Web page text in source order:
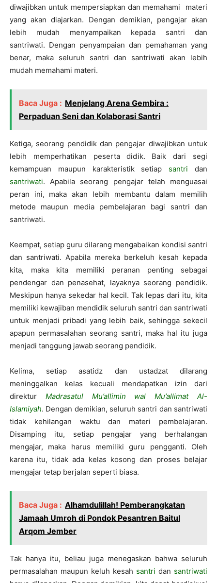
diwajibkan untuk mempersiapkan dan memahami materi
yang akan diajarkan. Dengan demikian, pengajar akan
lebih mudah menyampaikan kepada santri dan
santriwati. Dengan penyampaian dan pemahaman yang
benar, maka seluruh santri dan santriwati akan lebih
mudah memahami materi.
Baca Juga : Menjelang Arena Gembira :
Perpaduan Seni dan Kolaborasi Santri
Ketiga, seorang pendidik dan pengajar diwajibkan untuk
lebih memperhatikan peserta didik. Baik dari segi
kemampuan maupun karakteristik setiap santri dan
santriwati. Apabila seorang pengajar telah menguasai
peran ini, maka akan lebih membantu dalam memilih
metode maupun media pembelajaran bagi santri dan
santriwati.
Keempat, setiap guru dilarang mengabaikan kondisi santri
dan santriwati. Apabila mereka berkeluh kesah kepada
kita, maka kita memiliki peranan penting sebagai
pendengar dan penasehat, layaknya seorang pendidik.
Meskipun hanya sekedar hal kecil. Tak lepas dari itu, kita
memiliki kewajiban mendidik seluruh santri dan santriwati
untuk menjadi pribadi yang lebih baik, sehingga sekecil
apapun permasalahan seorang santri, maka hal itu juga
menjadi tanggung jawab seorang pendidik.
Kelima, setiap asatidz dan ustadzat dilarang
meninggalkan kelas kecuali mendapatkan izin dari
direktur Madrasatul Mu’allimin wal Mu’allimat Al-
Islamiyah. Dengan demikian, seluruh santri dan santriwati
tidak kehilangan waktu dan materi pembelajaran.
Disamping itu, setiap pengajar yang berhalangan
mengajar, maka harus memiliki guru pengganti. Oleh
karena itu, tidak ada kelas kosong dan proses belajar
mengajar tetap berjalan seperti biasa.
Baca Juga : Alhamdulillah! Pemberangkatan
Jamaah Umroh di Pondok Pesantren Baitul
Arqom Jember
Tak hanya itu, beliau juga menegaskan bahwa seluruh
permasalahan maupun keluh kesah santri dan santriwati